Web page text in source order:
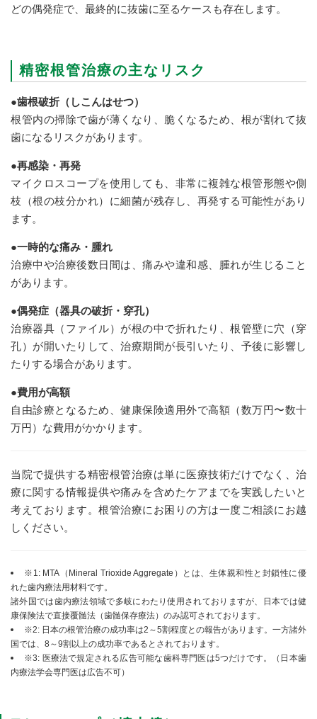
どの偶発症で、最終的に抜歯に至るケースも存在します。
精密根管治療の主なリスク
●歯根破折（しこんはせつ）
根管内の掃除で歯が薄くなり、脆くなるため、根が割れて抜
歯になるリスクがあります。
●再感染・再発
マイクロスコープを使用しても、非常に複雑な根管形態や側
枝（根の枝分かれ）に細菌が残存し、再発する可能性があり
ます。
●一時的な痛み・腫れ
治療中や治療後数日間は、痛みや違和感、腫れが生じること
があります。
●偶発症（器具の破折・穿孔）
治療器具（ファイル）が根の中で折れたり、根管壁に穴（穿
孔）が開いたりして、治療期間が長引いたり、予後に影響し
たりする場合があります。
●費用が高額
自由診療となるため、健康保険適用外で高額（数万円〜数十
万円）な費用がかかります。
当院で提供する精密根管治療は単に医療技術だけでなく、治
療に関する情報提供や痛みを含めたケアまでを実践したいと
考えております。根管治療にお困りの方は一度ご相談にお越
しください。
※1: MTA（Mineral Trioxide Aggregate）とは、生体親和性と封鎖性に優
れた歯内療法用材料です。
諸外国では歯内療法領域で多岐にわたり使用されておりますが、日本では健
康保険法で直接覆髄法（歯髄保存療法）のみ認可されております。
※2: 日本の根管治療の成功率は2～5割程度との報告があります。一方諸外
国では、8～9割以上の成功率であるとされております。
※3: 医療法で規定される広告可能な歯科専門医は5つだけです。（日本歯
内療法学会専門医は広告不可）